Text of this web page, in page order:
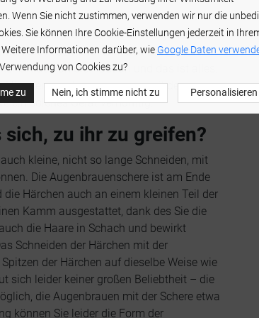
aber wenn es um das Augenbrauen-
die Arbeit und lenkt den Laserstrahl
einfach an die Haut an und das ist alles.
Härchen werden zusammen mit den
ein solches Gerät vernünftig.
zu ihr zu greifen?
kleine, nicht so lange Schneiden, mit
Die Augenbrauenschere ist am Ende
Härchen auch an einem kleinen Teil der
Kamm ausgestattet, dank des Sie die
die Haare in Schach und bewirkt
Schneiden der Härchen mit der
der Härchen auf dieselbe Weise wie
sich leider keiner großen Beliebtheit – die
die Augenbrauen mit der Schere etwa
können Sie leider die Form der
Wenn Sie nicht zustimmen, verwenden wir nur die
Sie können Ihre Cookie-Einstellungen jederzeit in
Informationen darüber, wie Google Daten
von Cookies zu?
zu Nein, ich stimme nicht zu Personalisieren